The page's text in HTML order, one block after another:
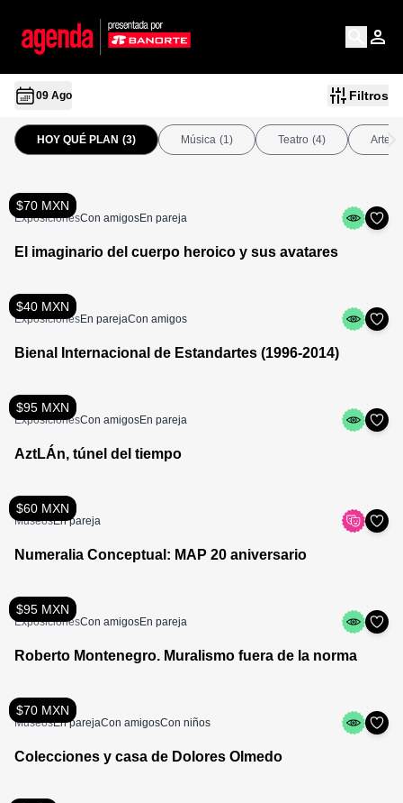
09 Ago Filtros
HOY QUÉ PLAN (3) Música (1) Teatro (4) Arte
$70 MXN
ExposicionesCon amigosEn pareja
El imaginario del cuerpo heroico y sus avatares
$40 MXN
ExposicionesEn parejaCon amigos
Bienal Internacional de Estandartes (1996-2014)
$95 MXN
ExposicionesCon amigosEn pareja
AztLÁn, túnel del tiempo
$60 MXN
MuseosEn pareja
Numeralia Conceptual: MAP 20 aniversario
$95 MXN
ExposicionesCon amigosEn pareja
Roberto Montenegro. Muralismo fuera de la norma
$70 MXN
MuseosEn parejaCon amigosCon niños
Colecciones y casa de Dolores Olmedo